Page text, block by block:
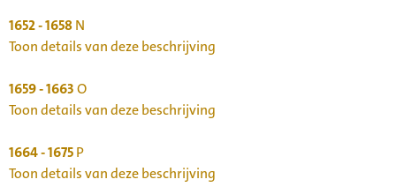
1652 - 1658N
Toon details van deze beschrijving
1659 - 1663O
Toon details van deze beschrijving
1664 - 1675P
Toon details van deze beschrijving